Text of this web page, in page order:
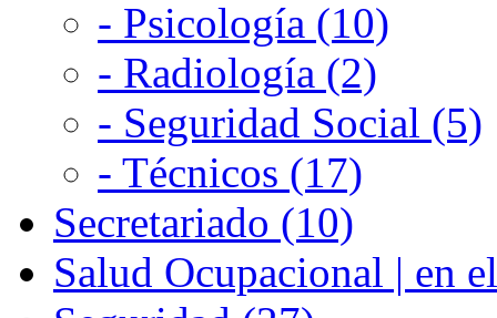
- Psicología (10)
- Radiología (2)
- Seguridad Social (5)
- Técnicos (17)
Secretariado (10)
Salud Ocupacional | en